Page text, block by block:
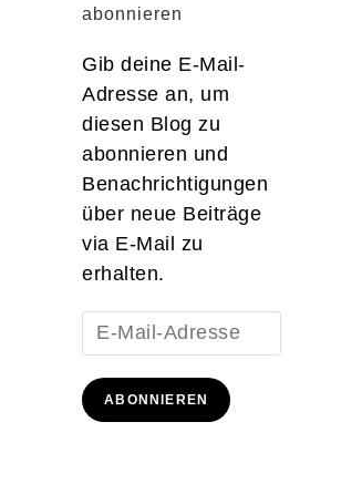
abonnieren
Gib deine E-Mail-
Adresse an, um
diesen Blog zu
abonnieren und
Benachrichtigungen
über neue Beiträge
via E-Mail zu
erhalten.
E-
Mail-
Adresse
ABONNIEREN